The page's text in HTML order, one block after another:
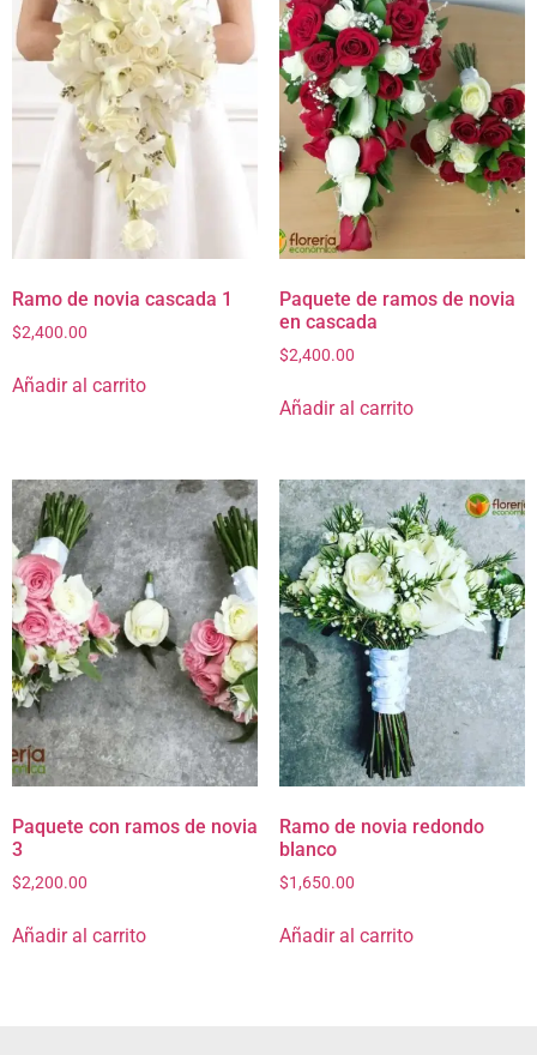
Ramo de novia cascada 1
$2,400.00
Añadir al carrito
Paquete de ramos de novia
en cascada
$2,400.00
Añadir al carrito
Paquete con ramos de novia
3
$2,200.00
Añadir al carrito
Ramo de novia redondo
blanco
$1,650.00
Añadir al carrito